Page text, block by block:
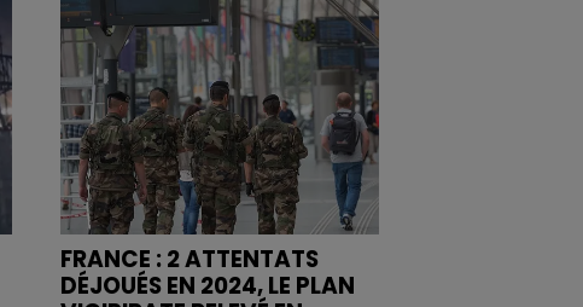
FRANCE : 2 ATTENTATS
DÉJOUÉS EN 2024, LE PLAN